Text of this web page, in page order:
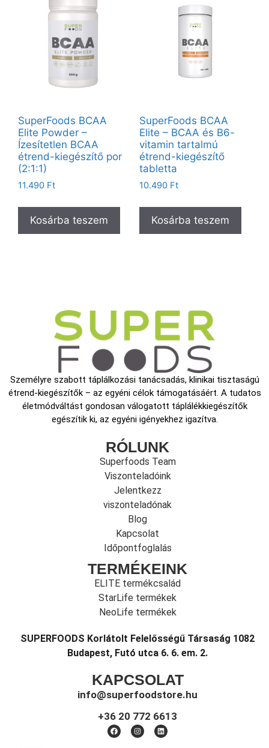
SuperFoods BCAA
Elite Powder –
Ízesítetlen BCAA
étrend-kiegészítő por
(2:1:1)
11.490 Ft
Kosárba teszem
SuperFoods BCAA
Elite – BCAA és B6-
vitamin tartalmú
étrend-kiegészítő
tabletta
10.490 Ft
Kosárba teszem
Személyre szabott táplálkozási tanácsadás, klinikai tisztaságú
étrend-kiegészítők – az egyéni célok támogatásáért. A tudatos
életmódváltást gondosan válogatott táplálékkiegészítők
egészítik ki, az egyéni igényekhez igazítva.
RÓLUNK
Superfoods Team
Viszonteladóink
Jelentkezz
viszonteladónak
Blog
Kapcsolat
Időpontfoglalás
TERMÉKEINK
ELITE termékcsalád
StarLife termékek
NeoLife termékek
SUPERFOODS Korlátolt Felelősségű Társaság 1082
Budapest, Futó utca 6. 6. em. 2.
KAPCSOLAT
info@superfoodstore.hu
+36 20 772 6613